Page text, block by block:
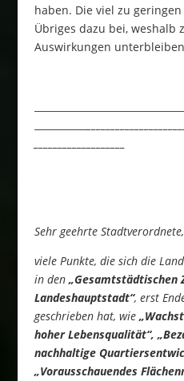
haben. Die viel zu
Übriges dazu bei, weshalb
Auswirkungen
Sehr geehrte Stadtverordnete,
viele Punkte, die sich die
in den „Gesamtstädtischen
Landeshauptstadt“, erst
geschrieben hat, wie
hoher Lebensqualität“,
nachhaltige
„Vorausschauendes